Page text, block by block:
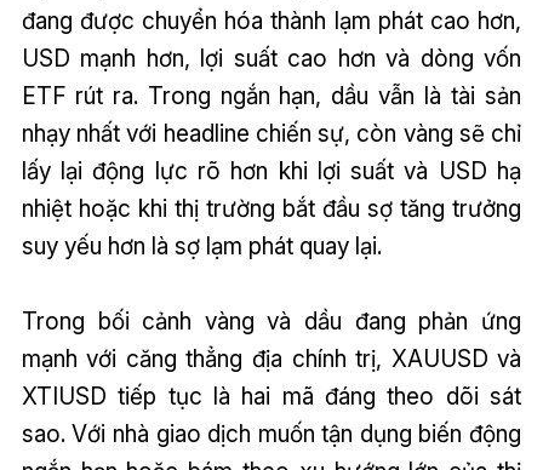
đang được chuyển hóa thành lạm phát cao hơn,
USD mạnh hơn, lợi suất cao hơn và dòng vốn
ETF rút ra. Trong ngắn hạn, dầu vẫn là tài sản
nhạy nhất với headline chiến sự, còn vàng sẽ chỉ
lấy lại động lực rõ hơn khi lợi suất và USD hạ
nhiệt hoặc khi thị trường bắt đầu sợ tăng trưởng
suy yếu hơn là sợ lạm phát quay lại.
Trong bối cảnh vàng và dầu đang phản ứng
mạnh với căng thẳng địa chính trị, XAUUSD và
XTIUSD tiếp tục là hai mã đáng theo dõi sát
sao. Với nhà giao dịch muốn tận dụng biến động